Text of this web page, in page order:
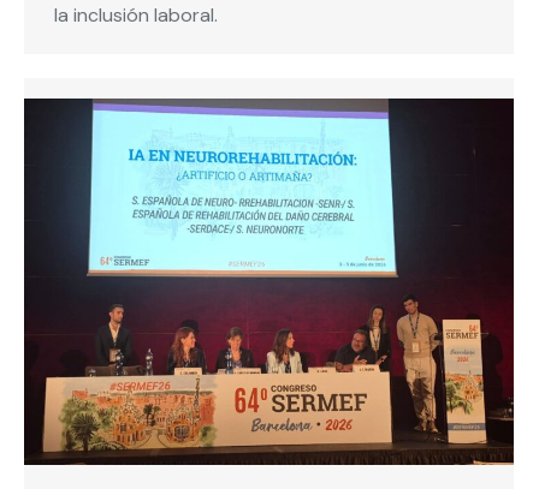
la inclusión laboral.